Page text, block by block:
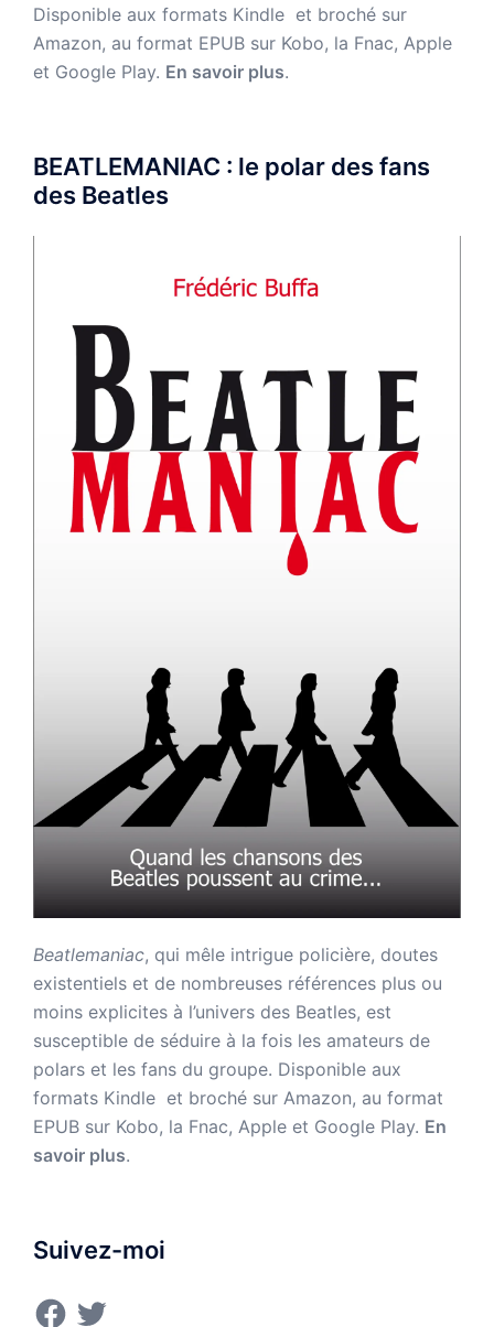
Disponible aux formats Kindle et broché sur
Amazon, au format EPUB sur Kobo, la Fnac, Apple
et Google Play. En savoir plus.
BEATLEMANIAC : le polar des fans
des Beatles
Beatlemaniac, qui mêle intrigue policière, doutes
existentiels et de nombreuses références plus ou
moins explicites à l’univers des Beatles, est
susceptible de séduire à la fois les amateurs de
polars et les fans du groupe. Disponible aux
formats Kindle et broché sur Amazon, au format
EPUB sur Kobo, la Fnac, Apple et Google Play. En
savoir plus.
Suivez-moi
Facebook
Twitter